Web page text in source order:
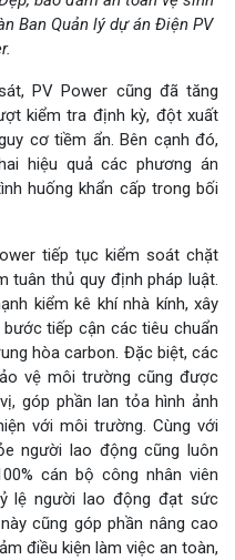
Ban Quản lý dự án Điện PV
PV Power cũng đã tăng
kiểm tra định kỳ, đột xuất
cơ tiềm ẩn. Bên cạnh đó,
hiệu quả các phương án
huống khẩn cấp trong bối
tiếp tục kiểm soát chặt
tuân thủ quy định pháp luật.
kiểm kê khí nhà kính, xây
tiếp cận các tiêu chuẩn
hòa carbon. Đặc biệt, các
vệ môi trường cũng được
góp phần lan tỏa hình ảnh
với môi trường. Cùng với
người lao động cũng luôn
cán bộ công nhân viên
lệ người lao động đạt sức
cũng góp phần nâng cao
điều kiện làm việc an toàn,